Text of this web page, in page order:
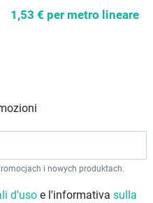
1,53 € per metro lineare
i nowych produktach.
d'uso e l'informativa sulla